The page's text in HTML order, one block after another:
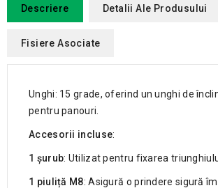
Descriere Detalii Ale Produsului
Fisiere Asociate
Unghi: 15 grade, oferind un unghi de
pentru panouri.
Accesorii incluse:
1 șurub: Utilizat pentru fixarea
1 piuliță M8: Asigură o prindere sigură